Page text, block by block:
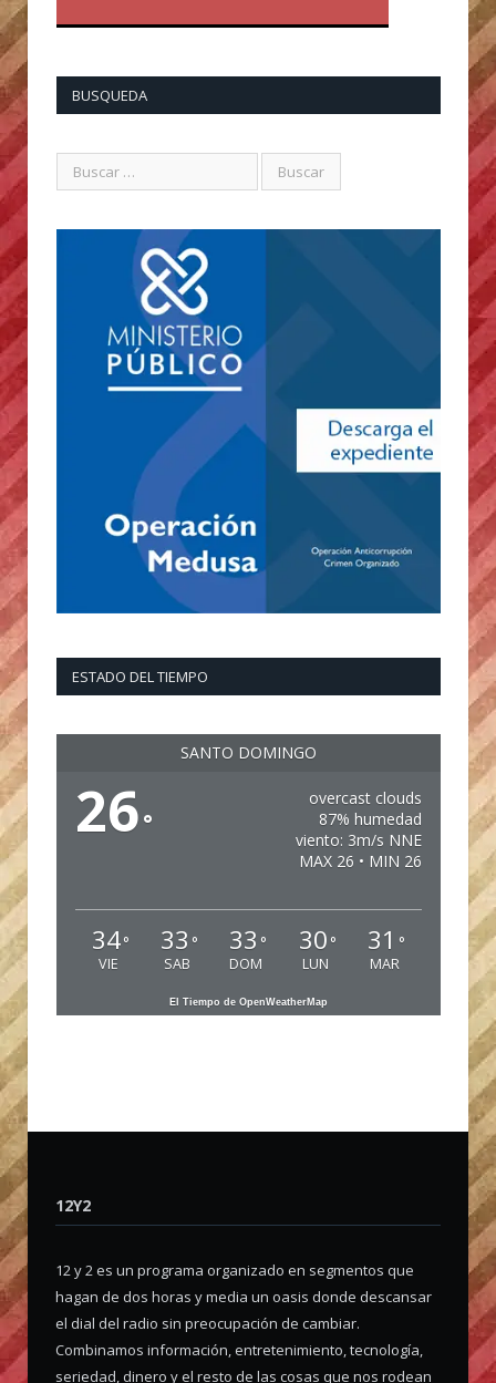
BUSQUEDA
ESTADO DEL TIEMPO
SANTO DOMINGO
26°
overcast clouds
87% humedad
viento: 3m/s NNE
MAX 26 • MIN 26
34°
VIE
33 °
SAB
33 °
DOM
30 °
LUN
31 °
MAR
El Tiempo de OpenWeatherMap
12Y2
12 y 2 es un programa organizado en segmentos que
hagan de dos horas y media un oasis donde descansar
el dial del radio sin preocupación de cambiar.
Combinamos información, entretenimiento, tecnología,
seriedad, dinero y el resto de las cosas que nos rodean